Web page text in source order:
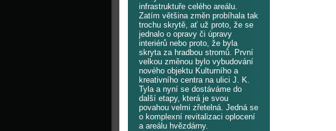
infrastruktuře celého areálu.
Zatím většina změn probíhala tak
trochu skrytě, ať už proto, že se
jednalo o opravy či úpravy
interiérů nebo proto, že byla
skryta za hradbou stromů. První
velkou změnou bylo vybudování
nového objektu Kulturního a
kreativního centra na ulici J. K.
Tyla a nyní se dostáváme do
další etapy, která je svou
povahou velmi zřetelná. Jedná se
o komplexní revitalizaci oplocení
a areálu hvězdárny.